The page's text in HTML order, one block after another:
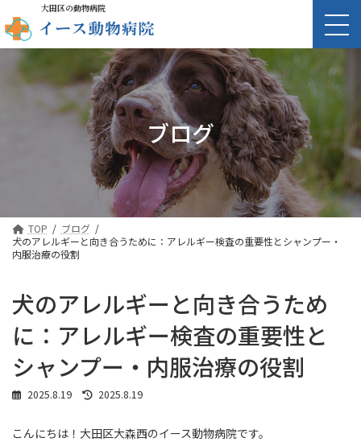
大田区の動物病院
ブログ
TOP
ブログ
犬のアレルギーと向き合うために：アレルギー検査の重要性とシャンプー・
内服治療の役割
犬のアレルギーと向き合うため
に：アレルギー検査の重要性と
シャンプー・内服治療の役割
2025.8.19
最
新
2025.8.19
こんにちは！大田区大森西のイース動物病院です。